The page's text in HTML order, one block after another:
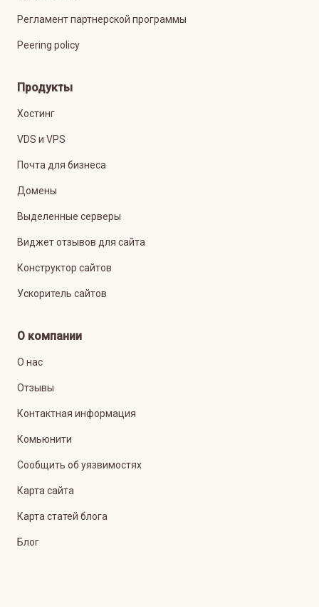
Регламент партнерской программы
Peering policy
Продукты
Хостинг
VDS и VPS
Почта для бизнеса
Домены
Выделенные серверы
Виджет отзывов для сайта
Конструктор сайтов
Ускоритель сайтов
О компании
О нас
Отзывы
Контактная информация
Комьюнити
Сообщить об уязвимостях
Карта сайта
Карта статей блога
Блог